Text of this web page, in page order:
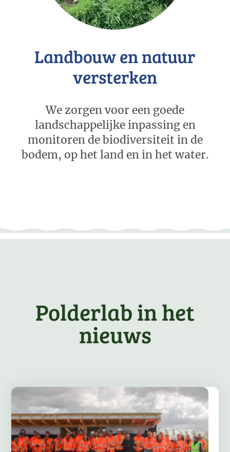
Landbouw en natuur
versterken
We zorgen voor een goede
landschappelijke inpassing en
monitoren de biodiversiteit in de
bodem, op het land en in het water.
Polderlab in het
nieuws